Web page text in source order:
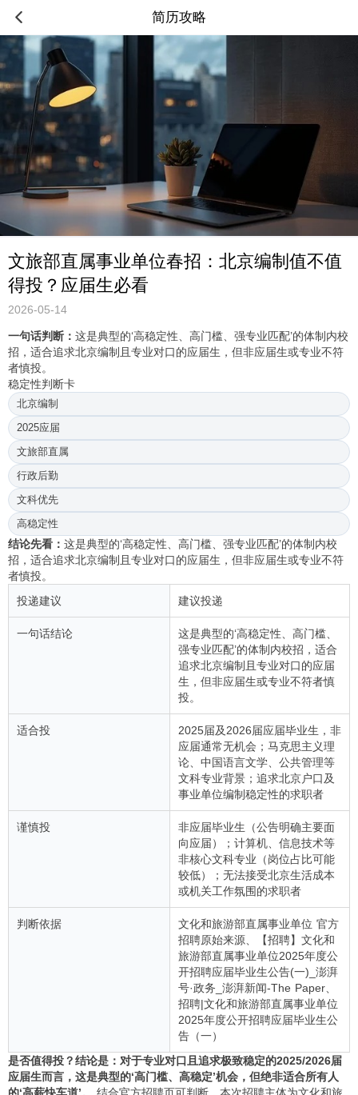
简历攻略
文旅部直属事业单位春招：北京编制值不值
得投？应届生必看
2026-05-14
一句话判断： 这是典型的‘高稳定性、高门槛、强专业匹配’的体制内校
招，适合追求北京编制且专业对口的应届生，但非应届生或专业不符
者慎投。
稳定性判断卡
北京编制
2025应届
文旅部直属
行政后勤
文科优先
高稳定性
结论先看： 这是典型的‘高稳定性、高门槛、强专业匹配’的体制内校
招，适合追求北京编制且专业对口的应届生，但非应届生或专业不符
者慎投。
投递建议
建议投递
一句话结论
这是典型的‘高稳定性、高门槛、
强专业匹配’的体制内校招，适合
追求北京编制且专业对口的应届
生，但非应届生或专业不符者慎
投。
适合投
2025届及2026届应届毕业生，非
应届通常无机会；马克思主义理
论、中国语言文学、公共管理等
文科专业背景；追求北京户口及
事业单位编制稳定性的求职者
谨慎投
非应届毕业生（公告明确主要面
向应届）；计算机、信息技术等
非核心文科专业（岗位占比可能
较低）；无法接受北京生活成本
或机关工作氛围的求职者
判断依据
文化和旅游部直属事业单位 官方
招聘原始来源、【招聘】文化和
旅游部直属事业单位2025年度公
开招聘应届毕业生公告(一)_澎湃
号·政务_澎湃新闻-The Paper、
招聘|文化和旅游部直属事业单位
2025年度公开招聘应届毕业生公
告（一）
是否值得投？结论是：对于专业对口且追求极致稳定的2025/2026届
应届生而言，这是典型的‘高门槛、高稳定’机会，但绝非适合所有人